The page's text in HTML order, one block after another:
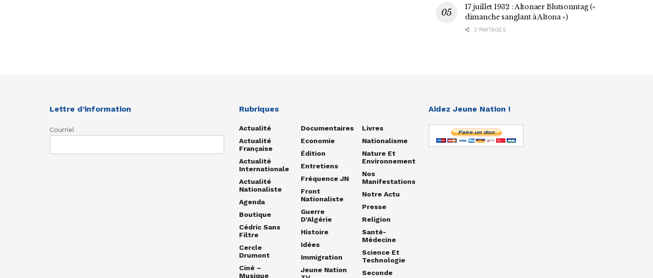
17 juillet 1932 : Altonaer Blutsonntag («
dimanche sanglant à Altona »)
2 PARTAGES
Lettre d’information
Courriel
Rubriques
Actualité
Actualité
Française
Actualité
Internationale
Actualité
Nationaliste
Agenda
Boutique
Cédric Sans
Filtre
Cercle
Drumont
Ciné –
Musique
Documentaires
Economie
Édition
Entretiens
Fréquence JN
Front
Nationaliste
Guerre
D'Algérie
Histoire
Idées
Immigration
Jeune Nation
Livres
Nationalisme
Nature Et
Environnement
Nos
Manifestations
Notre Actu
Presse
Religion
Santé-
Médecine
Science Et
Technologie
Seconde
Aidez Jeune Nation !